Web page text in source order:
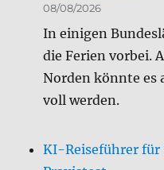
08/08/2026
In einigen
die Ferien vorbei.
Norden könnte es
voll werden.
KI-Reiseführer